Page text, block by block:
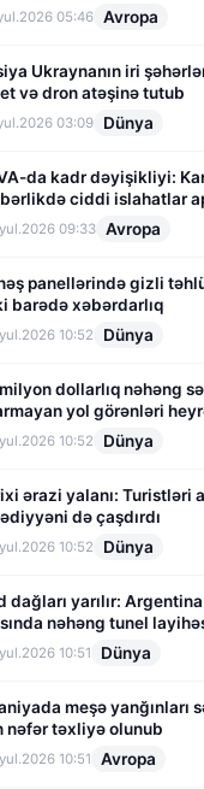
05:46 Avropa
Ukraynanın iri
və dron atəşinə tutub
03:09 Dünya
da kadr dəyişikliyi:
ciddi islahatlar
09:33 Avropa
panellərində gizli
barədə xəbərdarlıq
10:52 Dünya
dollarlıq nəhəng
yol görənləri
10:52 Dünya
ərazi yalanı: Turistləri
də çaşdırdı
10:52 Dünya
dağları yarılır:
nəhəng tunel
10:51 Dünya
meşə yanğınları
nəfər təxliyə olunub
10:51 Avropa